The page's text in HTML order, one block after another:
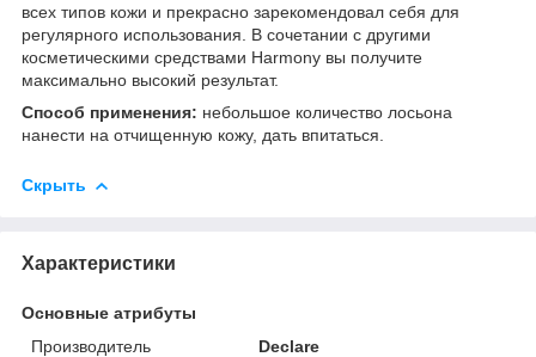
всех типов кожи и прекрасно зарекомендовал себя для
регулярного использования. В сочетании с другими
косметическими средствами Harmony вы получите
максимально высокий результат.
Способ применения: небольшое количество лосьона
нанести на отчищенную кожу, дать впитаться.
Скрыть
Характеристики
Основные атрибуты
Производитель
Declare